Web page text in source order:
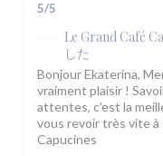
5/5
Le Grand Café
した
Bonjour Ekaterina,
vraiment plaisir !
attentes, c'est la
vous revoir très vite à
Capucines